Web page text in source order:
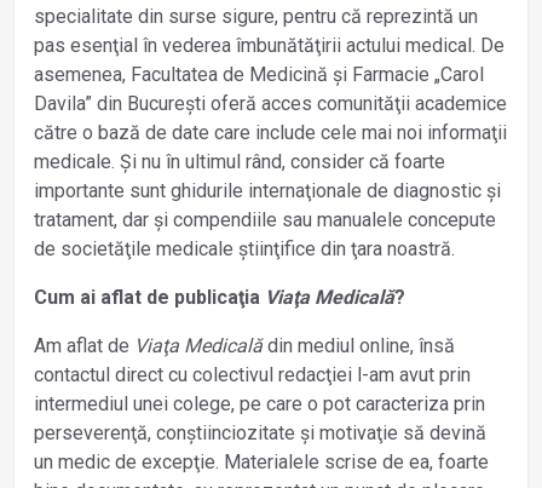
specialitate din surse sigure, pentru că reprezintă un
pas esenţial în vederea îmbunătăţirii actului medical. De
asemenea, Facultatea de Medicină și Farmacie „Carol
Davila” din București oferă acces comunităţii academice
către o bază de date care include cele mai noi informaţii
medicale. Și nu în ultimul rând, consider că foarte
importante sunt ghidurile internaţionale de diagnostic și
tratament, dar și compendiile sau manualele concepute
de societăţile medicale știinţifice din ţara noastră.
Cum ai aflat de publicaţia Viaţa Medicală?
Am aflat de Viaţa Medicalădin mediul online, însă
contactul direct cu colectivul redacţiei l-am avut prin
intermediul unei colege, pe care o pot caracteriza prin
perseverenţă, conștiinciozitate și motivaţie să devină
un medic de excepţie. Materialele scrise de ea, foarte